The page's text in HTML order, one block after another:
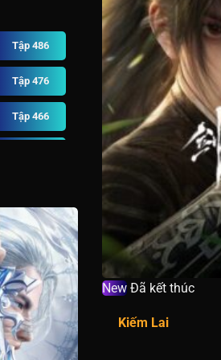
Tập 486
Tập 476
Tập 466
Tập 436
Tập 426
Tập 416
Tập 406
New Đã kết thúc
Kiếm Lai